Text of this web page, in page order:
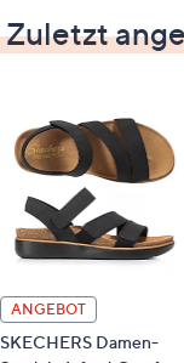
Zuletzt
ANGEBOT
SKECHERS Damen-